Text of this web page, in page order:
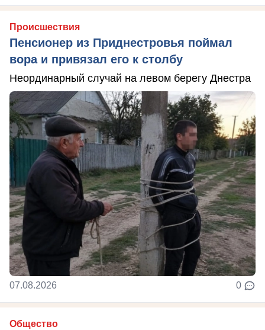
Происшествия
Пенсионер из Приднестровья поймал
вора и привязал его к столбу
Неординарный случай на левом берегу Днестра
07.08.2026 0
Общество